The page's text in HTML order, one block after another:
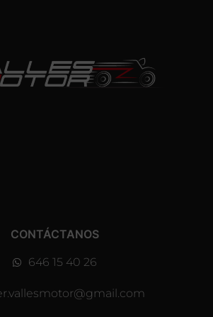
CONTÁCTANOS
646 15 40 26